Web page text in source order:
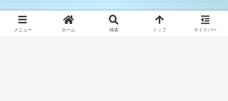
© 2025 騎空士ブルーの攻略日記.
メニュー ホーム 検索 トップ サイドバー